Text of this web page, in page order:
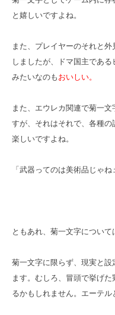
と嬉しいですよね。
また、プレイヤーのそれと
しましたが、ドマ国主である
みたいなのも おいしい。
また、エウレカ関連で菊一文
すが、それはそれで、各種
楽しいですよね。
「武器ってのは美術品じゃ
ともあれ、菊一文字につい
菊一文字に限らず、現実と設
ます。むしろ、冒頭で挙げ
るかもしれません。エーテル